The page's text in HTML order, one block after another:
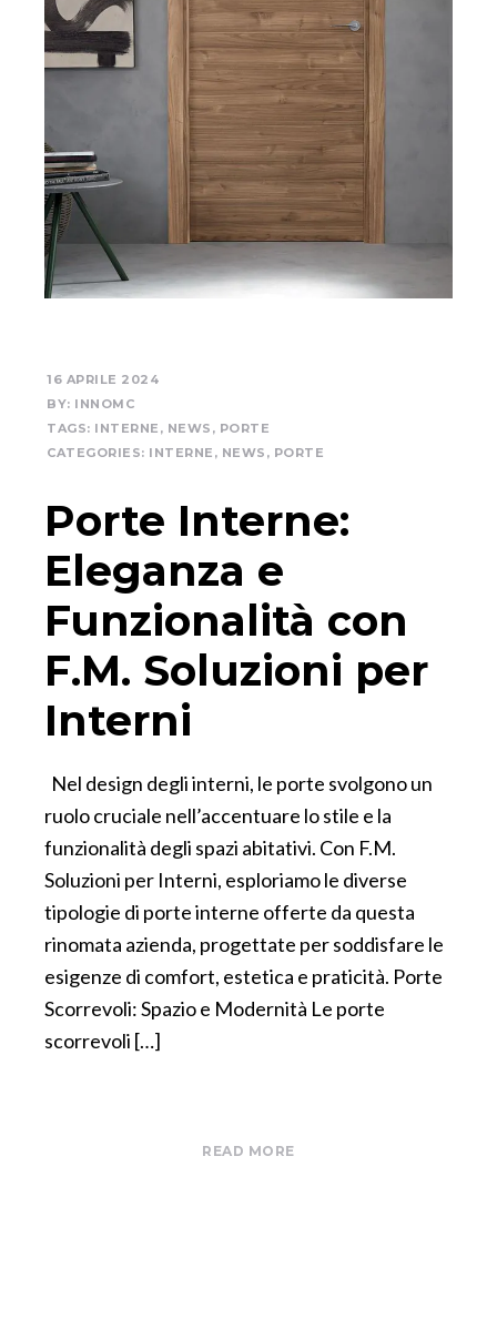
16 APRILE 2024
BY: INNOMC
TAGS: INTERNE , NEWS , PORTE
CATEGORIES: INTERNE , NEWS , PORTE
Porte Interne:
Eleganza e
Funzionalità con
F.M. Soluzioni per
Interni
Nel design degli interni, le porte svolgono un
ruolo cruciale nell’accentuare lo stile e la
funzionalità degli spazi abitativi. Con F.M.
Soluzioni per Interni, esploriamo le diverse
tipologie di porte interne offerte da questa
rinomata azienda, progettate per soddisfare le
esigenze di comfort, estetica e praticità. Porte
Scorrevoli: Spazio e Modernità Le porte
scorrevoli […]
READ MORE